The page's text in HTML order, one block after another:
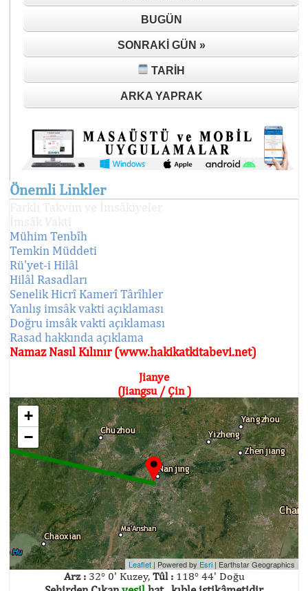
BUGÜN
SONRAKI GÜN »
TARIH
ARKA YAPRAK
Önemli Linkler
Farklı Takvim ve İmsâkiyeler
İmsâk Vakti
Mühim Tenbîh
Temkin Müddeti
Rü'yet-i Hilâl
Hilâl Rasadları
Senelik Hicrî Kamerî Târîhler
Yanlış imsâk vakti açıklaması
Doğru imsâk vakti açıklaması
Rasad hakkında açıklama
Namaz Nasıl Kılınır (www.hakikatkitabevi.net)
Jianye
(Jiangsu / Çin )
+
−
Leaflet | Powered by Esri | Earthstar Geographics
Arz :32° 0' Kuzey, Tûl :118° 44' Doğu